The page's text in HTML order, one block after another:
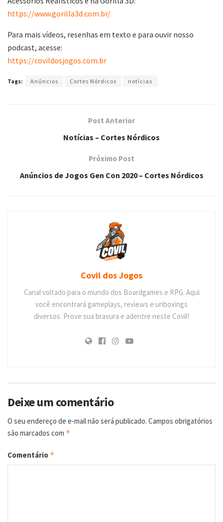
https://www.gorilla3d.com.br/
Para mais vídeos, resenhas em texto e para ouvir nosso
podcast, acesse:
https://covildosjogos.com.br
Tags: Anúncios Cortes Nórdicos notícias
Post Anterior
Notícias – Cortes Nórdicos
Próximo Post
Anúncios de Jogos Gen Con 2020 – Cortes Nórdicos
Covil dos Jogos
Canal voltado para o mundo dos Boardgames e RPG. Aqui
você encontrará gameplays, reviews e unboxings
diversos. Prove sua bravura e adentre neste Covil!
Deixe um comentário
O seu endereço de e-mail não será publicado. Campos obrigatórios
são marcados com *
Comentário *